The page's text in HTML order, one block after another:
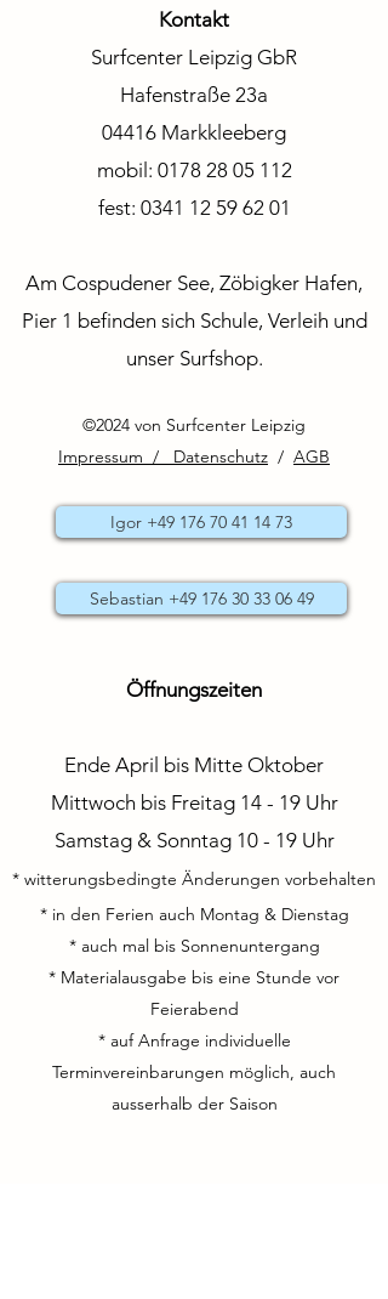
Kontakt
Surfcenter Leipzig GbR
Hafenstraße 23a
04416 Markkleeberg
mobil: 0178 28 05 112
fest: 0341 12 59 62 01
Am Cospudener See, Zöbigker Hafen,
Pier 1 befinden sich Schule, Verleih und
unser Surfshop.
©2024 von Surfcenter Leipzig
Impressum / Datenschutz / AGB
Igor +49 176 70 41 14 73
Sebastian +49 176 30 33 06 49
Öffnungszeiten
Ende April bis Mitte Oktober
Mittwoch bis Freitag 14 - 19 Uhr
Samstag & Sonntag 10 - 19 Uhr
* witterungsbedingte Änderungen vorbehalten
* in den Ferien auch Montag & Dienstag
* auch mal bis Sonnenuntergang
* Materialausgabe bis eine Stunde vor
Feierabend
* auf Anfrage individuelle
Terminvereinbarungen möglich, auch
ausserhalb der Saison